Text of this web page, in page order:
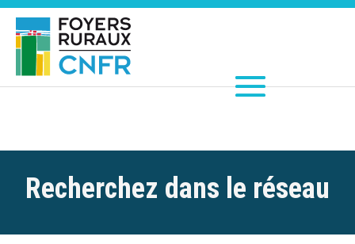
Recherchez dans le réseau